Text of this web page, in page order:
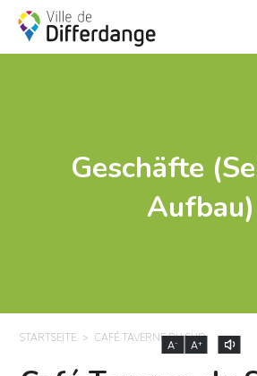
Geschäfte
Aufbau)
STARTSEITE CAFÉ TAVERNE DU SUD
A- A+